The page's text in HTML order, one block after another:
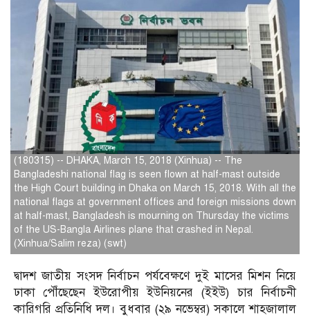
(180315) -- DHAKA, March 15, 2018 (Xinhua) -- The
Bangladeshi national flag is seen flown at half-mast outside
the High Court building in Dhaka on March 15, 2018. With all the
national flags at government offices and foreign missions down
at half-mast, Bangladesh is mourning on Thursday the victims
of the US-Bangla Airlines plane that crashed in Nepal.
(Xinhua/Salim reza) (swt)
দ্বাদশ জাতীয় সংসদ নির্বাচন পর্যবেক্ষণে দুই মাসের মিশন নিয়ে
ঢাকা পৌঁছেছেন ইউরোপীয় ইউনিয়নের (ইইউ) চার নির্বাচনী
কারিগরি প্রতিনিধি দল। বুধবার (২৯ নভেম্বর) সকালে শাহজালাল